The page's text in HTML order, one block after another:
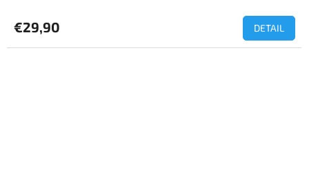
€29,90 DETAIL